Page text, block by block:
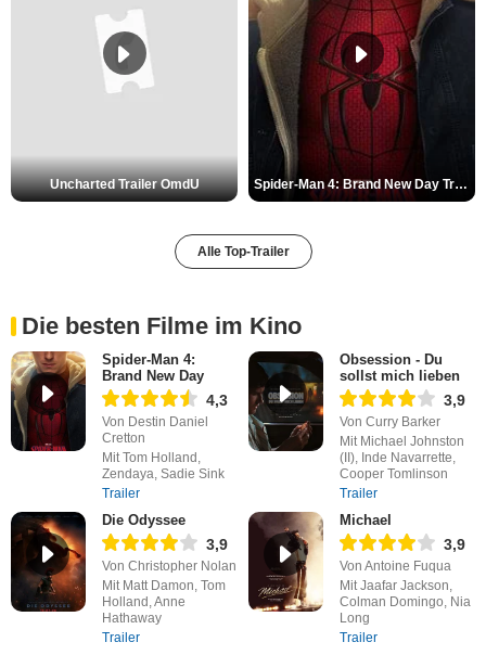
Uncharted Trailer OmdU Spider-Man 4: Brand New Day Trailer (3) DF
Alle Top-Trailer
Die besten Filme im Kino
Spider-Man 4:
Brand New Day
4,3
Von Destin Daniel
Cretton
Mit Tom Holland,
Zendaya, Sadie Sink
Trailer
Obsession - Du
sollst mich lieben
3,9
Von Curry Barker
Mit Michael Johnston
(II), Inde Navarrette,
Cooper Tomlinson
Trailer
Die Odyssee
3,9
Von Christopher Nolan
Mit Matt Damon, Tom
Holland, Anne
Hathaway
Trailer
Michael
3,9
Von Antoine Fuqua
Mit Jaafar Jackson,
Colman Domingo, Nia
Long
Trailer